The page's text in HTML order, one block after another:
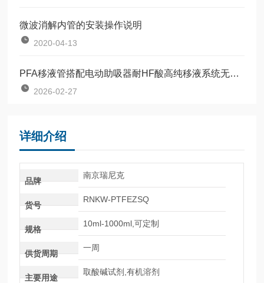
微波消解内管的安装操作说明
2020-04-13
PFA移液管搭配电动助吸器耐HF酸高纯移液系统无金属污染
2026-02-27
详细介绍
品牌
南京瑞尼克
货号
RNKW-PTFEZSQ
规格
10ml-1000ml,可定制
供货周期
一周
主要用途
取酸碱试剂,有机溶剂